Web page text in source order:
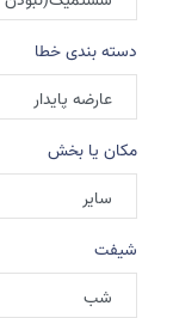
دسته بندی خطا
مکان یا بخش
شیفت